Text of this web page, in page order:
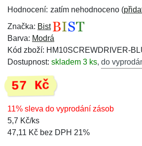
Hodnocení: zatím nehodnoceno (
Značka: Bist
Barva: Modrá
Kód zboží: HM10SCREWDRIVER-
Dostupnost: skladem 3 ks, do
57 Kč
11% sleva do vyprodání zásob
5,7 Kč/ks
47,11 Kč bez DPH 21%